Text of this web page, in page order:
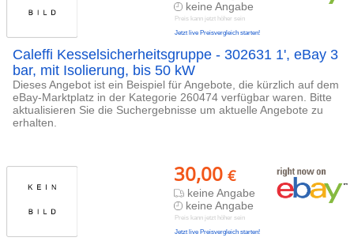
keine Angabe
Preis kann jetzt höher sein
Jetzt live Preisvergleich starten!
Caleffi Kesselsicherheitsgruppe - 302631 1', eBay 3
bar, mit Isolierung, bis 50 kW
Dieses Angebot ist ein Beispiel für Angebote, die kürzlich auf dem
eBay-Marktplatz in der Kategorie 260474 verfügbar waren. Bitte
aktualisieren Sie die Suchergebnisse um aktuelle Angebote zu
erhalten.
30,00 €
keine Angabe
keine Angabe
Preis kann jetzt höher sein
Jetzt live Preisvergleich starten!